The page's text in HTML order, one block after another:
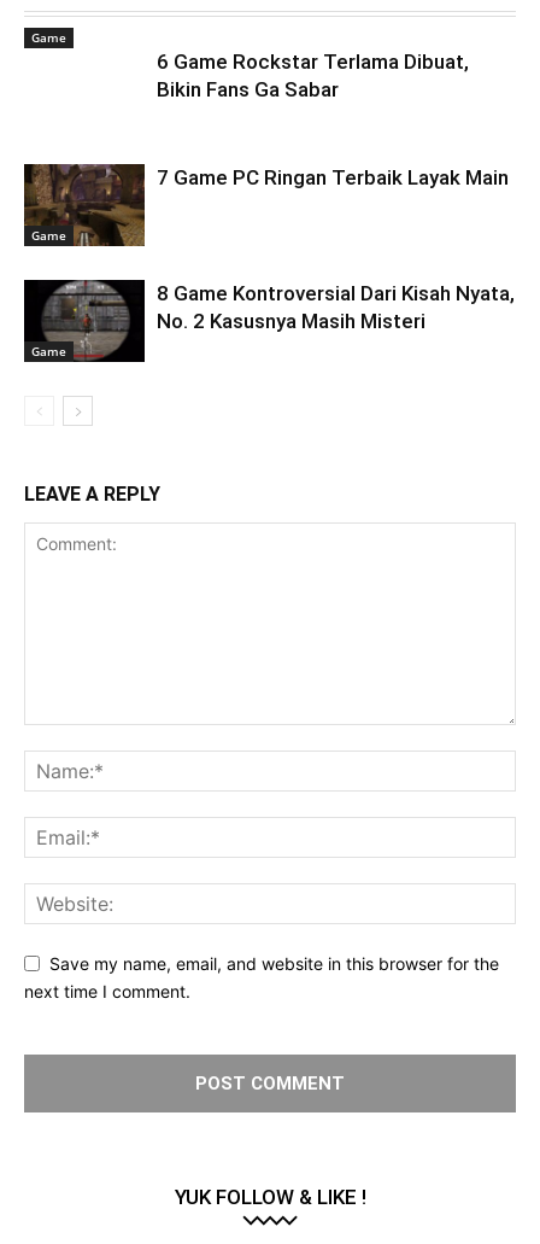
Game
6 Game Rockstar Terlama Dibuat,
Bikin Fans Ga Sabar
Game
7 Game PC Ringan Terbaik Layak Main
Game
8 Game Kontroversial Dari Kisah Nyata,
No. 2 Kasusnya Masih Misteri
LEAVE A REPLY
Save my name, email, and website in this browser for the
next time I comment.
YUK FOLLOW & LIKE !